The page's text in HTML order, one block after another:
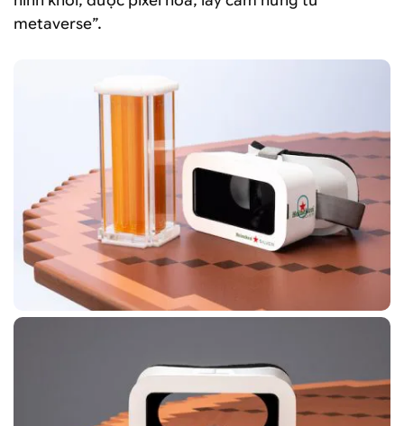
metaverse”.